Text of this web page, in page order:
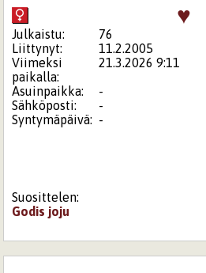
♥
Julkaistu:
76
Liittynyt:
11.2.2005
Viimeksi
paikalla:
21.3.2026 9:11
Asuinpaikka:
-
Sähköposti:
-
Syntymäpäivä: -
Suosittelen:
Godis joju